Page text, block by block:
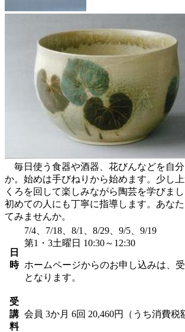
毎日使う食器や酒器、花びんなどを自
か。始めは手びねりから始めます。少し
くろを回して楽しみながら陶芸を学びまし
初めての人にも丁寧に指導します。あな
てみませんか。
日
時
7/4、7/18、8/1、8/29、9/5、9/19
第1・3土曜日 10:30～12:30
ホームページからのお申し込みは、
となります。
受
講
料
会員 3か月 6回 20,460円（うち消費税